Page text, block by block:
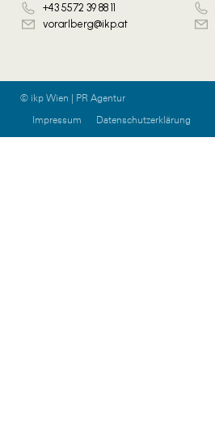
+43 5572 39 88 11
vorarlberg@ikp.at
© ikp Wien | PR Agentur
Impressum
Datenschutzerklärung